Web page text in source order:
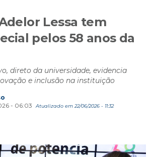
Lessa tem
pelos 58 anos da
direto da universidade, evidencia
e inclusão na instituição
- 06:03
Atualizado em 22/06/2026 - 11:32